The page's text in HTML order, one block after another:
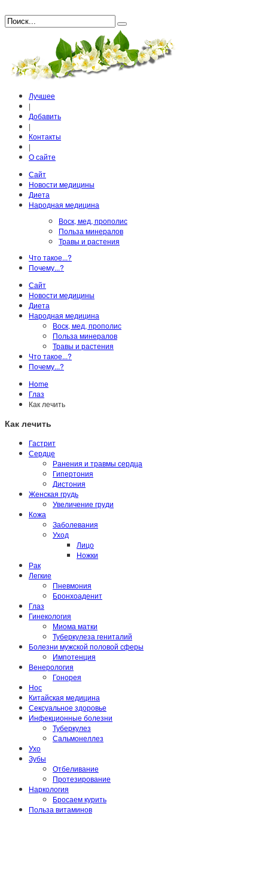
Лучшее
|
Добавить
|
Контакты
|
О сайте
Сайт
Новости медицины
Диета
Народная медицина
Воск, мед, прополис
Польза минералов
Травы и растения
Что такое...?
Почему...?
Сайт
Новости медицины
Диета
Народная медицина
Воск, мед, прополис
Польза минералов
Травы и растения
Что такое...?
Почему...?
Home
Глаз
Как лечить
Как лечить
Гастрит
Сердце
Ранения и травмы сердца
Гипертония
Дистония
Женская грудь
Увеличение груди
Кожа
Заболевания
Уход
Лицо
Ножки
Рак
Легкие
Пневмония
Бронхоаденит
Глаз
Гинекология
Миома матки
Туберкулеза гениталий
Болезни мужской половой сферы
Импотенция
Венерология
Гонорея
Нос
Китайская медицина
Сексуальное здоровье
Инфекционные болезни
Туберкулез
Сальмонеллез
Ухо
Зубы
Отбеливание
Протезирование
Наркология
Бросаем курить
Польза витаминов